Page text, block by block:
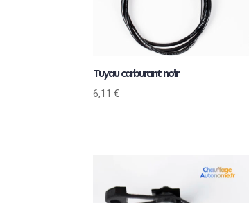
Tuyau carburant noir
6,11€